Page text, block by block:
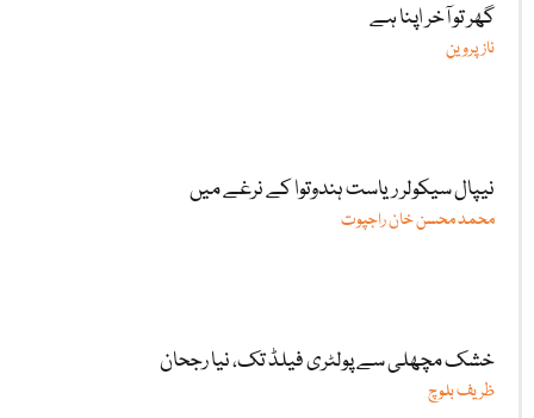
گھر تو آخر اپنا ہے
ناز پروین
نیپال سیکولر ریاست ہندوتوا کے نرغے میں
محمد محسن خان راجپوت
خشک مچھلی سے پولٹری فیلڈ تک، نیا رجحان
ظریف بلوچ